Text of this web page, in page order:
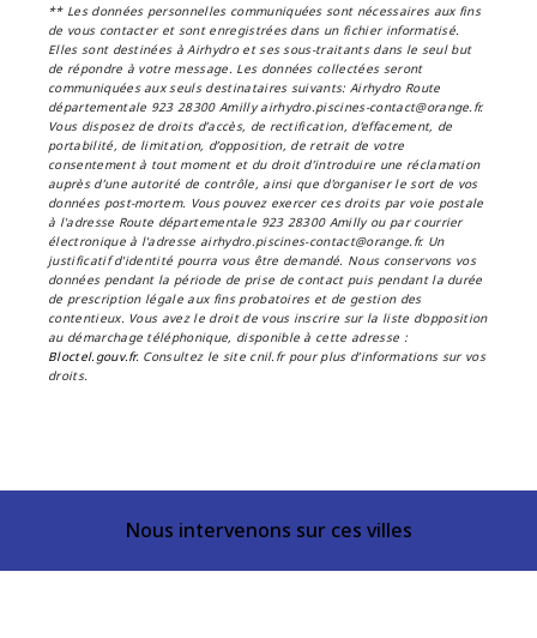
** Les données personnelles communiquées sont nécessaires aux fins
de vous contacter et sont enregistrées dans un fichier informatisé.
Elles sont destinées à Airhydro et ses sous-traitants dans le seul but
de répondre à votre message. Les données collectées seront
communiquées aux seuls destinataires suivants: Airhydro Route
départementale 923 28300 Amilly airhydro.piscines-contact@orange.fr.
Vous disposez de droits d’accès, de rectification, d’effacement, de
portabilité, de limitation, d’opposition, de retrait de votre
consentement à tout moment et du droit d’introduire une réclamation
auprès d’une autorité de contrôle, ainsi que d’organiser le sort de vos
données post-mortem. Vous pouvez exercer ces droits par voie postale
à l'adresse Route départementale 923 28300 Amilly ou par courrier
électronique à l'adresse airhydro.piscines-contact@orange.fr. Un
justificatif d'identité pourra vous être demandé. Nous conservons vos
données pendant la période de prise de contact puis pendant la durée
de prescription légale aux fins probatoires et de gestion des
contentieux. Vous avez le droit de vous inscrire sur la liste d'opposition
au démarchage téléphonique, disponible à cette adresse :
Bloctel.gouv.fr. Consultez le site cnil.fr pour plus d’informations sur vos
droits.
Nous intervenons sur ces villes